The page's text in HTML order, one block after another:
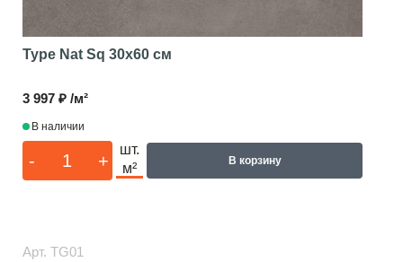
Type Nat Sq 30x60 см
3 997 ₽ /м²
В наличии
- +
шт.
м²
В корзину
Арт. TG01